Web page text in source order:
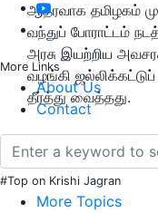
More Links
About Us
Contact
#Top on Krishi Jagran
More Topics
ஆதரவாக தமிழகம்
வந்துப் போராட்டம்
அரசு இயற்றிய
வழங்கி
தீர்த்து வைத்தது.